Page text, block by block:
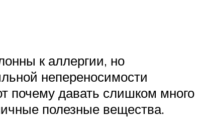
к аллергии, но
непереносимости
почему давать слишком много
полезные вещества.